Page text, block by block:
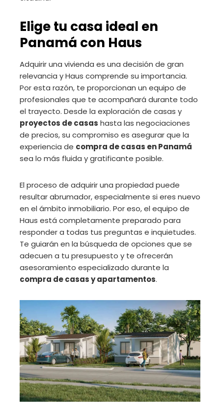
Elige tu casa ideal en
Panamá con Haus
Adquirir una vivienda es una decisión de gran
relevancia y Haus comprende su importancia.
Por esta razón, te proporcionan un equipo de
profesionales que te acompañará durante todo
el trayecto. Desde la exploración de casas y
proyectos de casas hasta las negociaciones
de precios, su compromiso es asegurar que la
experiencia de compra de casas en Panamá
sea lo más fluida y gratificante posible.
El proceso de adquirir una propiedad puede
resultar abrumador, especialmente si eres nuevo
en el ámbito inmobiliario. Por eso, el equipo de
Haus está completamente preparado para
responder a todas tus preguntas e inquietudes.
Te guiarán en la búsqueda de opciones que se
adecuen a tu presupuesto y te ofrecerán
asesoramiento especializado durante la
compra de casas y apartamentos.